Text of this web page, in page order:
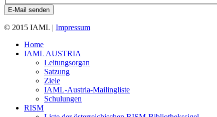
E-Mail senden
© 2015 IAML | Impressum
Home
IAML AUSTRIA
Leitungsorgan
Satzung
Ziele
IAML-Austria-Mailingliste
Schulungen
RISM